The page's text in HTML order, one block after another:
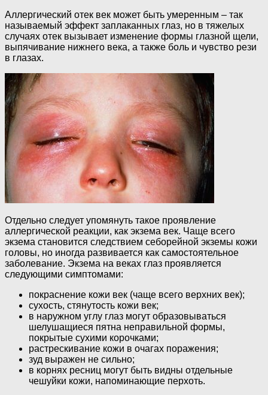
Аллергический отек век может быть умеренным – так
называемый эффект заплаканных глаз, но в тяжелых
случаях отек вызывает изменение формы глазной щели,
выпячивание нижнего века, а также боль и чувство рези
в глазах.
Отдельно следует упомянуть такое проявление
аллергической реакции, как экзема век. Чаще всего
экзема становится следствием себорейной экземы кожи
головы, но иногда развивается как самостоятельное
заболевание. Экзема на веках глаз проявляется
следующими симптомами:
покраснение кожи век (чаще всего верхних век);
сухость, стянутость кожи век;
в наружном углу глаз могут образовываться
шелушащиеся пятна неправильной формы,
покрытые сухими корочками;
растрескивание кожи в очагах поражения;
зуд выражен не сильно;
в корнях ресниц могут быть видны отдельные
чешуйки кожи, напоминающие перхоть.